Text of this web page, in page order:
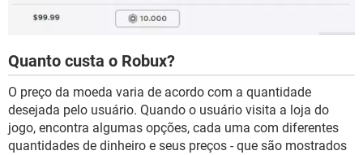
Quanto custa o Robux?
O preço da moeda varia de acordo com a quantidade
desejada pelo usuário. Quando o usuário visita a loja do
jogo, encontra algumas opções, cada uma com diferentes
quantidades de dinheiro e seus preços - que são mostrados